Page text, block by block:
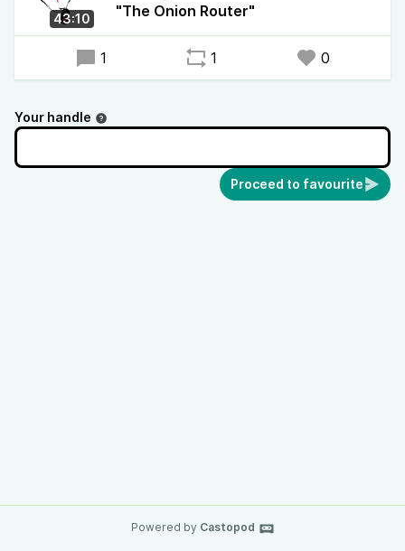
43:10
"The Onion Router"
1 1 0
Your handle
Proceed to favourite
Powered by Castopod